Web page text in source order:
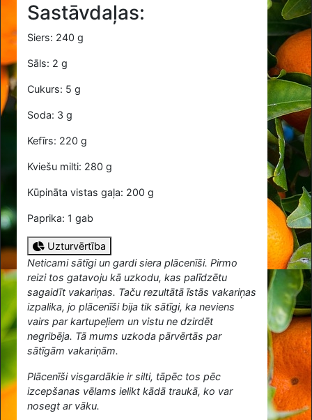
Sastāvdaļas:
Siers: 240 g
Sāls: 2 g
Cukurs: 5 g
Soda: 3 g
Kefīrs: 220 g
Kviešu milti: 280 g
Kūpināta vistas gaļa: 200 g
Paprika: 1 gab
Uzturvērtība
Neticami sātīgi un gardi siera plācenīši. Pirmo
reizi tos gatavoju kā uzkodu, kas palīdzētu
sagaidīt vakariņas. Taču rezultātā īstās vakariņas
izpalika, jo plācenīši bija tik sātīgi, ka neviens
vairs par kartupeļiem un vistu ne dzirdēt
negribēja. Tā mums uzkoda pārvērtās par
sātīgām vakariņām.
Plācenīši visgardākie ir silti, tāpēc tos pēc
izcepšanas vēlams ielikt kādā traukā, ko var
nosegt ar vāku.